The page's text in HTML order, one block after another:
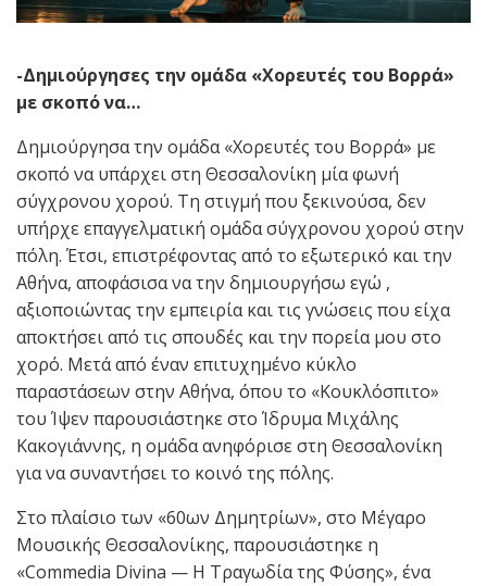
-Δημιούργησες την ομάδα «Χορευτές του Βορρά»
με σκοπό να…
Δημιούργησα την ομάδα «Χορευτές του Βορρά» με
σκοπό να υπάρχει στη Θεσσαλονίκη μία φωνή
σύγχρονου χορού. Τη στιγμή που ξεκινούσα, δεν
υπήρχε επαγγελματική ομάδα σύγχρονου χορού στην
πόλη. Έτσι, επιστρέφοντας από το εξωτερικό και την
Αθήνα, αποφάσισα να την δημιουργήσω εγώ ,
αξιοποιώντας την εμπειρία και τις γνώσεις που είχα
αποκτήσει από τις σπουδές και την πορεία μου στο
χορό. Μετά από έναν επιτυχημένο κύκλο
παραστάσεων στην Αθήνα, όπου το «Κουκλόσπιτο»
του Ίψεν παρουσιάστηκε στο Ίδρυμα Μιχάλης
Κακογιάννης, η ομάδα ανηφόρισε στη Θεσσαλονίκη
για να συναντήσει το κοινό της πόλης.
Στο πλαίσιο των «60ων Δημητρίων», στο Μέγαρο
Μουσικής Θεσσαλονίκης, παρουσιάστηκε η
«Commedia Divina — Η Τραγωδία της Φύσης», ένα